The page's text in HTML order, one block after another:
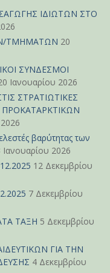
ΙΔΙΩΤΩΝ ΣΤΟ
ΤΜΗΜΑΤΩΝ 20
ΣΥΝΔΕΣΜΟΙ
Ιανουαρίου 2026
ΣΤΡΑΤΙΩΤΙΚΕΣ
ΠΡΟΚΑΤΑΡΚΤΙΚΩΝ
βαρύτητας των
Ιανουαρίου 2026
12 Δεκεμβρίου
7 Δεκεμβρίου
ΤΑΞΗ 5 Δεκεμβρίου
ΓΙΑ ΤΗΝ
4 Δεκεμβρίου